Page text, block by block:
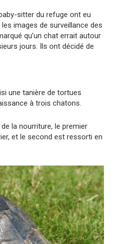
sitter du refuge ont eu
images de surveillance des
qu’un chat errait autour
jours. Ils ont décidé de
une tanière de tortues
à trois chatons.
la nourriture, le premier
et le second est ressorti en